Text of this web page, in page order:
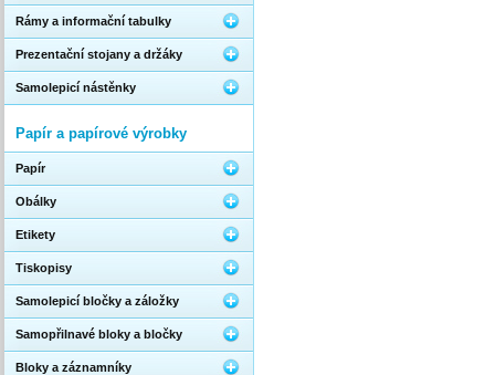
Rámy a informační tabulky
Prezentační stojany a držáky
Samolepicí nástěnky
Papír a papírové výrobky
Papír
Obálky
Etikety
Tiskopisy
Samolepicí bločky a záložky
Samopřilnavé bloky a bločky
Bloky a záznamníky